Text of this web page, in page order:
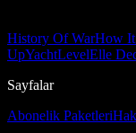
History Of WarHow
UpYachtLevelElle
Sayfalar
Abonelik Paketleri